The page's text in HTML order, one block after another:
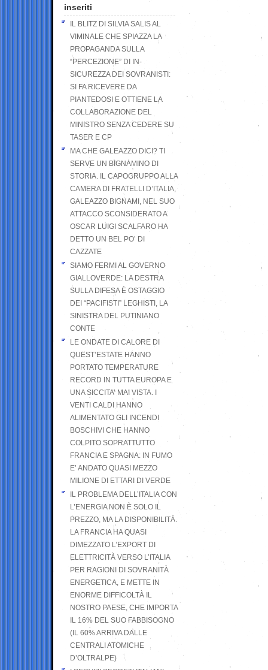
inseriti
IL BLITZ DI SILVIA SALIS AL
VIMINALE CHE SPIAZZA LA
PROPAGANDA SULLA
“PERCEZIONE” DI IN-
SICUREZZA DEI SOVRANISTI:
SI FA RICEVERE DA
PIANTEDOSI E OTTIENE LA
COLLABORAZIONE DEL
MINISTRO SENZA CEDERE SU
TASER E CP
MA CHE GALEAZZO DICI? TI
SERVE UN BIGNAMINO DI
STORIA. IL CAPOGRUPPO ALLA
CAMERA DI FRATELLI D’ITALIA,
GALEAZZO BIGNAMI, NEL SUO
ATTACCO SCONSIDERATO A
OSCAR LUIGI SCALFARO HA
DETTO UN BEL PO’ DI
CAZZATE
SIAMO FERMI AL GOVERNO
GIALLOVERDE: LA DESTRA
SULLA DIFESA È OSTAGGIO
DEI “PACIFISTI” LEGHISTI, LA
SINISTRA DEL PUTINIANO
CONTE
LE ONDATE DI CALORE DI
QUEST’ESTATE HANNO
PORTATO TEMPERATURE
RECORD IN TUTTA EUROPA E
UNA SICCITA’ MAI VISTA. I
VENTI CALDI HANNO
ALIMENTATO GLI INCENDI
BOSCHIVI CHE HANNO
COLPITO SOPRATTUTTO
FRANCIA E SPAGNA: IN FUMO
E’ ANDATO QUASI MEZZO
MILIONE DI ETTARI DI VERDE
IL PROBLEMA DELL’ITALIA CON
L’ENERGIA NON È SOLO IL
PREZZO, MA LA DISPONIBILITÀ.
LA FRANCIA HA QUASI
DIMEZZATO L’EXPORT DI
ELETTRICITÀ VERSO L’ITALIA
PER RAGIONI DI SOVRANITÀ
ENERGETICA, E METTE IN
ENORME DIFFICOLTÀ IL
NOSTRO PAESE, CHE IMPORTA
IL 16% DEL SUO FABBISOGNO
(IL 60% ARRIVA DALLE
CENTRALI ATOMICHE
D’OLTRALPE)